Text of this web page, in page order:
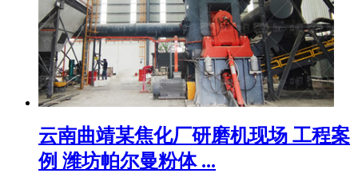
云南曲靖某焦化厂研磨机现场 工程案
例 潍坊帕尔曼粉体 ...